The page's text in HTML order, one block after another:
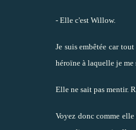
- Elle c'est Willow.
Je suis embêtée car
héroïne à laquelle je me
Elle ne sait pas mentir.
Voyez donc comme